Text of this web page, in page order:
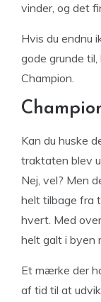
vinder, og det
Hvis du endnu
gode grunde
Champion.
Kan du huske
traktaten blev
Nej, vel? Men
helt tilbage fra
hvert. Med
helt galt i byen
Et mærke der
af tid til at